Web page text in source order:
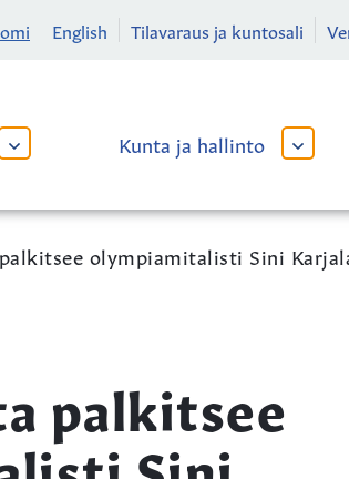
English Tilavaraus ja kuntosali
AVAA
ALAVALIKKO
Kunta ja hallinto
AVAA
olympiamitalisti Sini
palkitsee